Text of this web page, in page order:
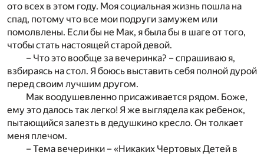
ото всех в этом году. Моя социальная жизнь пошла на
спад, потому что все мои подруги замужем или
помолвлены. Если бы не Мак, я была бы в шаге от того,
чтобы стать настоящей старой девой.
– Что это вообще за вечеринка? – спрашиваю я,
взбираясь на стол. Я боюсь выставить себя полной дурой
перед своим лучшим другом.
Мак воодушевленно присаживается рядом. Боже,
ему это далось так легко! Я же выглядела как ребенок,
пытающийся залезть в дедушкино кресло. Он толкает
меня плечом.
– Тема вечеринки – «Никаких Чертовых Детей в